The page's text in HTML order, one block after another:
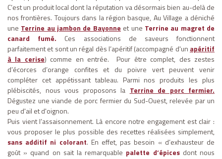
C’est un produit local dont la réputation va désormais bien au-delà de
nos frontières. Toujours dans la région basque, Au Village a déniché
une Terrine au jambon de Bayonne et une Terrine au magret de
canard fumé. Ces associations de saveurs fonctionnent
parfaitement et sont un régal dès l’apéritif (accompagné d'un apéritif
à la cerise) comme en entrée.
Pour être complet, des zestes
d’écorces d’orange confites et du poivre vert peuvent venir
compléter cet appétissant tableau. Parmi nos produits les plus
plébiscités, nous vous proposons la Terrine de porc fermier.
Dégustez une viande de porc fermier du Sud-Ouest, relevée par un
peu d'ail et d'oignon.
Puis vient l’assaisonnement. Là encore notre engagement est clair :
vous proposer le plus possible des recettes réalisées simplement,
sans additif ni colorant. En effet, pas besoin « d’exhausteur de
goût » quand on sait la remarquable palette d’épicesdont nous